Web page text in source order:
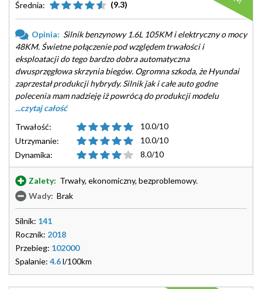
Średnia: (9.3)
Opinia: Silnik benzynowy 1.6L 105KM i elektryczny o mocy
48KM. Świetne połączenie pod względem trwałości i
eksploatacji do tego bardzo dobra automatyczna
dwusprzęgłowa skrzynia biegów. Ogromna szkoda, że Hyundai
zaprzestał produkcji hybrydy. Silnik jak i całe auto godne
polecenia mam nadzieję iż powrócą do produkcji modelu
...czytaj całość
Trwałość:
10.0/10
Utrzymanie:
10.0/10
Dynamika:
8.0/10
Zalety: Trwały, ekonomiczny, bezproblemowy.
Wady: Brak
Silnik: 141
Rocznik: 2018
Przebieg: 102000
Spalanie: 4.6l/100km